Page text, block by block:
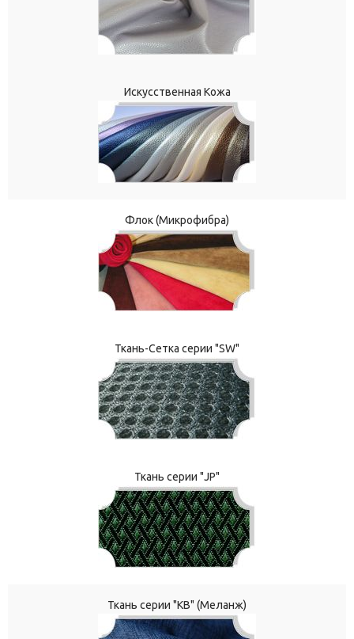
Искусственная Кожа
Флок (Микрофибра)
Ткань-Сетка серии "SW"
Ткань серии "JP"
Ткань серии "КВ" (Меланж)